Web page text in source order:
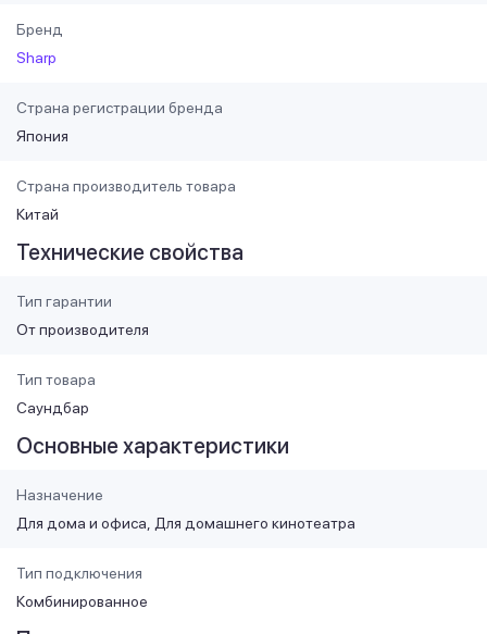
Бренд
Sharp
Страна регистрации бренда
Япония
Страна производитель товара
Китай
Технические свойства
Тип гарантии
От производителя
Тип товара
Саундбар
Основные характеристики
Назначение
Для дома и офиса
Для домашнего кинотеатра
Тип подключения
Комбинированное